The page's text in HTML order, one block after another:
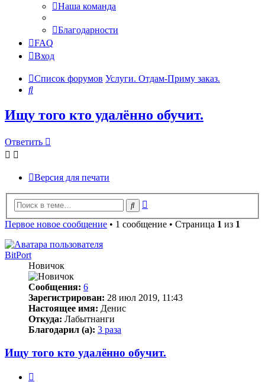
Наша команда
Благодарности
FAQ
Вход
Список форумов Услуги. Отдам-Приму заказ.
Поиск
Ищу того кто удалённо обучит.
Ответить
Версия для печати
Поиск
Первое новое сообщение • 1 сообщение • Страница 1 из 1
BitPort
Новичок
Сообщения: 6
Зарегистрирован: 28 июл 2019, 11:43
Настоящее имя: Денис
Откуда: Лабытнанги
Благодарил (а): 3 раза
Ищу того кто удалённо обучит.